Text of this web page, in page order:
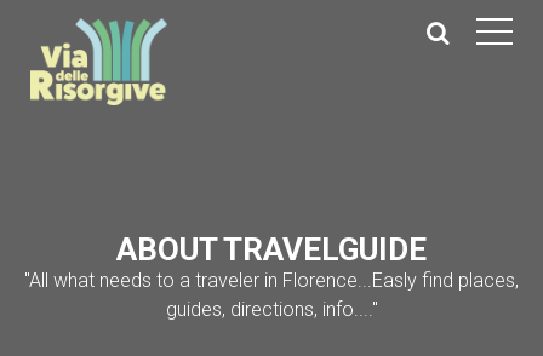
ABOUT TRAVELGUIDE
"All what needs to a traveler in Florence...Easly find places,
guides, directions, info...."